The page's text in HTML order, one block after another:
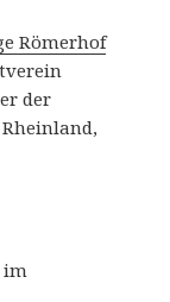
Römerhof
der